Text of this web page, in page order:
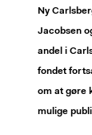
Ny
Jacobsen
andel i
fondet
om at gøre
mulige